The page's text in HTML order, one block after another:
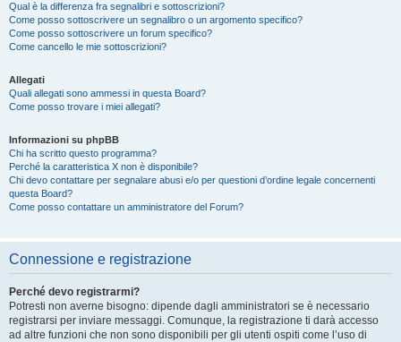
Qual è la differenza fra segnalibri e sottoscrizioni?
Come posso sottoscrivere un segnalibro o un argomento specifico?
Come posso sottoscrivere un forum specifico?
Come cancello le mie sottoscrizioni?
Allegati
Quali allegati sono ammessi in questa Board?
Come posso trovare i miei allegati?
Informazioni su phpBB
Chi ha scritto questo programma?
Perché la caratteristica X non è disponibile?
Chi devo contattare per segnalare abusi e/o per questioni d’ordine legale concernenti
questa Board?
Come posso contattare un amministratore del Forum?
Connessione e registrazione
Perché devo registrarmi?
Potresti non averne bisogno: dipende dagli amministratori se è necessario
registrarsi per inviare messaggi. Comunque, la registrazione ti darà accesso
ad altre funzioni che non sono disponibili per gli utenti ospiti come l’uso di